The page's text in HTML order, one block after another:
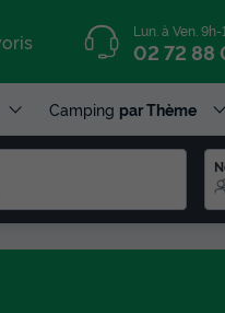
Lun. à Ven.
02 72 88
Camping par Thème